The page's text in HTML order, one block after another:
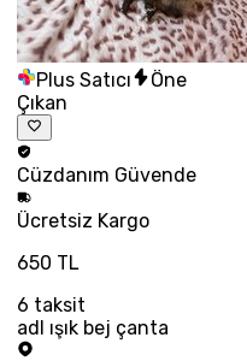
Plus Satıcı
Öne
Çıkan
Cüzdanım Güvende
Ücretsiz Kargo
650 TL
6 taksit
adl ışık bej çanta